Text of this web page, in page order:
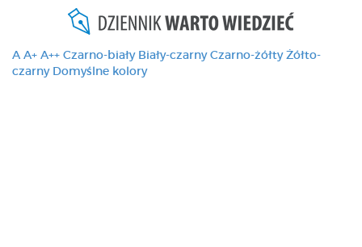
A A+ A++ Czarno-biały Biały-czarny Czarno-żółty Żółto-
czarny Domyślne kolory